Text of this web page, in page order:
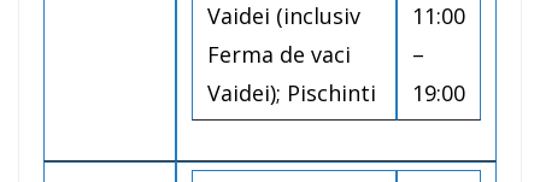
Vaidei (inclusiv
Ferma de vaci
Vaidei); Pischinti
11:00
–
19:00